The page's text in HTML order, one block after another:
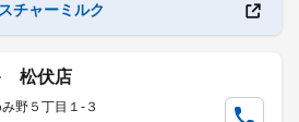
チャーミルク
松伏店
野５丁目１-３